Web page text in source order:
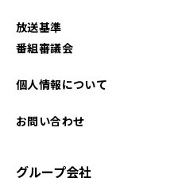
放送基準
番組審議会
個人情報について
お問い合わせ
グループ会社